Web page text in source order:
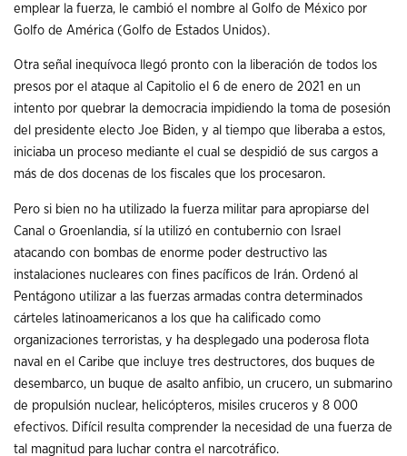
emplear la fuerza, le cambió el nombre al Golfo de México por
Golfo de América (Golfo de Estados Unidos).
Otra señal inequívoca llegó pronto con la liberación de todos los
presos por el ataque al Capitolio el 6 de enero de 2021 en un
intento por quebrar la democracia impidiendo la toma de posesión
del presidente electo Joe Biden, y al tiempo que liberaba a estos,
iniciaba un proceso mediante el cual se despidió de sus cargos a
más de dos docenas de los fiscales que los procesaron.
Pero si bien no ha utilizado la fuerza militar para apropiarse del
Canal o Groenlandia, sí la utilizó en contubernio con Israel
atacando con bombas de enorme poder destructivo las
instalaciones nucleares con fines pacíficos de Irán. Ordenó al
Pentágono utilizar a las fuerzas armadas contra determinados
cárteles latinoamericanos a los que ha calificado como
organizaciones terroristas, y ha desplegado una poderosa flota
naval en el Caribe que incluye tres destructores, dos buques de
desembarco, un buque de asalto anfibio, un crucero, un submarino
de propulsión nuclear, helicópteros, misiles cruceros y 8 000
efectivos. Difícil resulta comprender la necesidad de una fuerza de
tal magnitud para luchar contra el narcotráfico.